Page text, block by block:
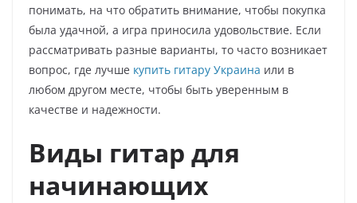
понимать, на что обратить внимание, чтобы покупка
была удачной, а игра приносила удовольствие. Если
рассматривать разные варианты, то часто возникает
вопрос, где лучше купить гитару Украина или в
любом другом месте, чтобы быть уверенным в
качестве и надежности.
Виды гитар для
начинающих